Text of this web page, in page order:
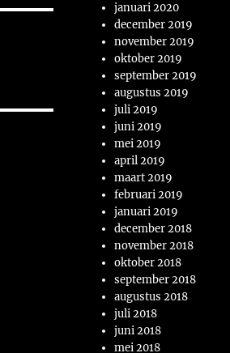
januari 2020
december 2019
november 2019
oktober 2019
september 2019
augustus 2019
juli 2019
juni 2019
mei 2019
april 2019
maart 2019
februari 2019
januari 2019
december 2018
november 2018
oktober 2018
september 2018
augustus 2018
juli 2018
juni 2018
mei 2018